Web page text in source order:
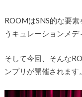
ROOMはSNS的な要
うキュレーションメデ
そして今回、そんな
ンプリが開催されます。